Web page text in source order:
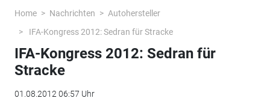
Home Nachrichten
Autohersteller
IFA-Kongress 2012: Sedran für Stracke
IFA-Kongress 2012: Sedran für
Stracke
01.08.2012 06:57 Uhr